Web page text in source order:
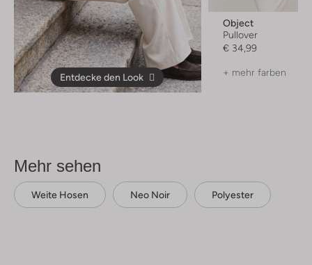
Entdecke den Look
Object
Pullover
€ 34,99
+ mehr farben
Mehr sehen
Weite Hosen Neo Noir Polyester